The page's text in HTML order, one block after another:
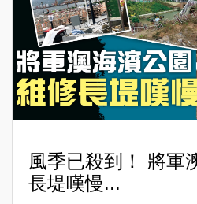
風季已殺到！ 將軍
長堤嘆慢...